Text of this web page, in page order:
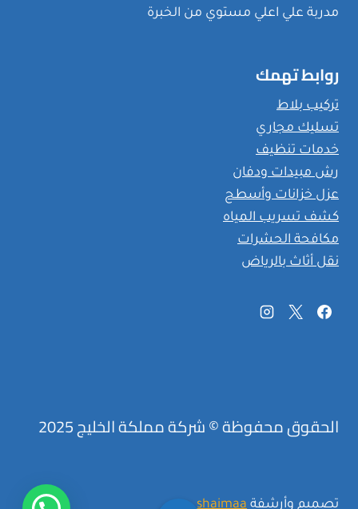
مدربة علي اعلي مستوي من الخبرة
روابط تهمك
تركيب بلاط
تسليك مجاري
خدمات تنظيف
رش مبيدات ودفان
عزل خزانات وأسطح
كشف تسريب المياه
مكافحة الحشرات
نقل أثاث بالرياض
الحقوق محفوظة © شركة مملكة الخليج 2025
تصميم وأرشفة shaimaa